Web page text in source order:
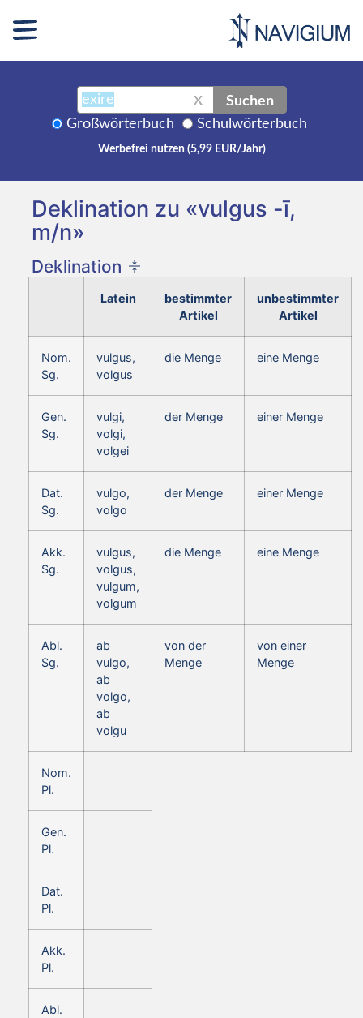
X Suchen
Großwörterbuch Schulwörterbuch
Werbefrei nutzen (5,99 EUR/Jahr)
Deklination zu «vulgus -ī,
m/n»
Deklination
Latein
bestimmter
Artikel
unbestimmter
Artikel
Nom.
Sg.
vulgus,
volgus
die Menge eine Menge
Gen.
Sg.
vulgi,
volgi,
volgei
der Menge einer Menge
Dat.
Sg.
vulgo,
volgo
der Menge einer Menge
Akk.
Sg.
vulgus,
volgus,
vulgum,
volgum
die Menge eine Menge
Abl.
Sg.
ab
vulgo,
ab
volgo,
ab
volgu
von der
Menge
von einer
Menge
Nom.
Pl.
Gen.
Pl.
Dat.
Pl.
Akk.
Pl.
Abl.